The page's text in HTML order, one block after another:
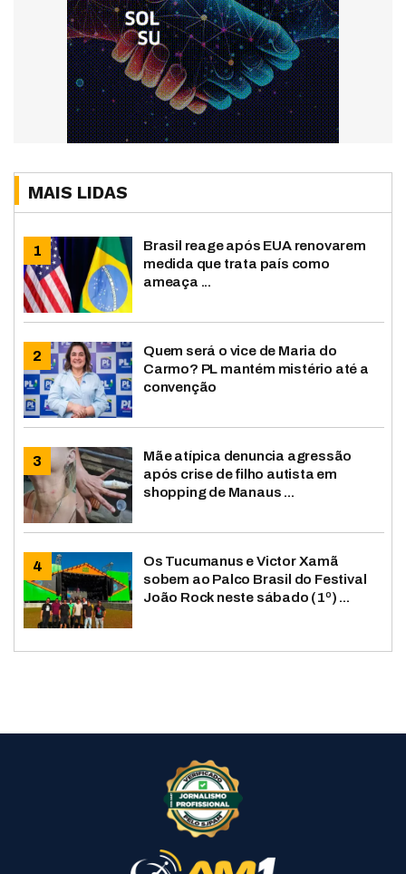
MAIS LIDAS
Brasil reage após EUA renovarem
medida que trata país como
ameaça ...
Quem será o vice de Maria do
Carmo? PL mantém mistério até a
convenção
Mãe atípica denuncia agressão
após crise de filho autista em
shopping de Manaus ...
Os Tucumanus e Victor Xamã
sobem ao Palco Brasil do Festival
João Rock neste sábado (1º) ...